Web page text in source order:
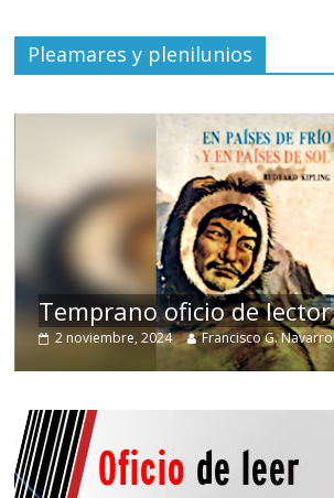
Pleamares y plenilunios
Temprano oficio de lector
2 noviembre, 2024 Francisco G. Navarro